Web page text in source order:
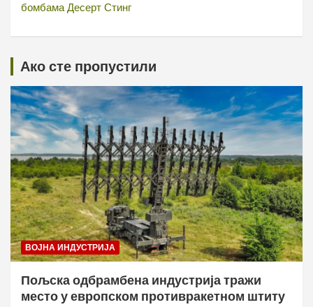
бомбама Десерт Стинг
Ако сте пропустили
ВОЈНА ИНДУСТРИЈА
Пољска одбрамбена индустрија тражи
место у европском противракетном штиту